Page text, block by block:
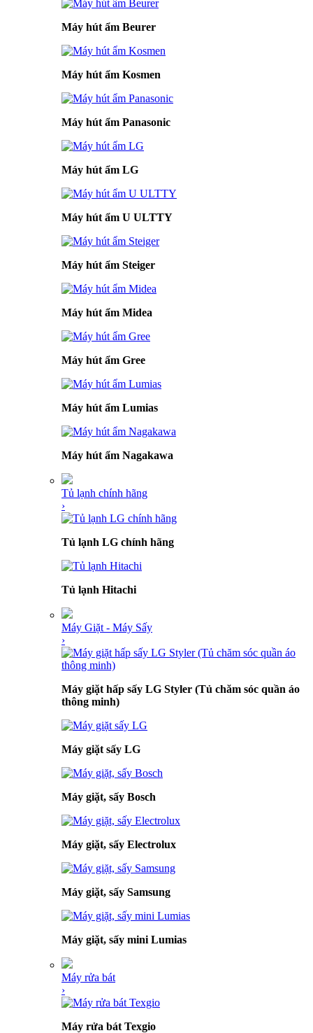
Máy hút ẩm Beurer
Máy hút ẩm Kosmen
Máy hút ẩm Panasonic
Máy hút ẩm LG
Máy hút ẩm U ULTTY
Máy hút ẩm Steiger
Máy hút ẩm Midea
Máy hút ẩm Gree
Máy hút ẩm Lumias
Máy hút ẩm Nagakawa
Tủ lạnh chính hãng
›
Tủ lạnh LG chính hãng
Tủ lạnh Hitachi
Máy Giặt - Máy Sấy
›
Máy giặt hấp sấy LG Styler (Tủ chăm sóc quần áo
thông minh)
Máy giặt sấy LG
Máy giặt, sấy Bosch
Máy giặt, sấy Electrolux
Máy giặt, sấy Samsung
Máy giặt, sấy mini Lumias
Máy rửa bát
›
Máy rửa bát Texgio